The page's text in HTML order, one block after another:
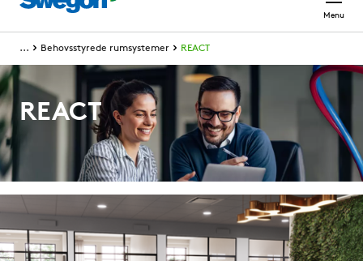
Menu
... Behovsstyrede rumsystemer REACT
REACT